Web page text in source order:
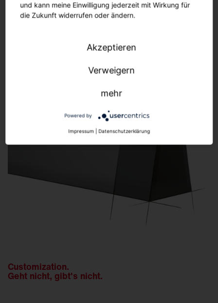
dauerhaft Energie- und Wartungskosten.
Normkonforme Beleuchtungsstärken sowie
gesetzliche Anforderungen.
Customization.
Geht nicht, gibt's nicht.
und kann meine Einwilligung jederzeit mit Wirkung für
die Zukunft widerrufen oder ändern.
Akzeptieren
Verweigern
mehr
Powered by
Impressum Datenschutzerklärung